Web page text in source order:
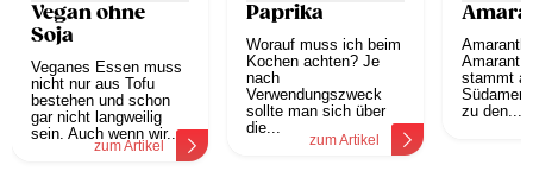
Vegan ohne
Soja
Veganes Essen muss
nicht nur aus Tofu
bestehen und schon
gar nicht langweilig
sein. Auch wenn wir...
zum Artikel
Paprika
Worauf muss ich beim
Kochen achten? Je
nach
Verwendungszweck
sollte man sich über
die...
zum Artikel
Amarant
stammt
zu den...